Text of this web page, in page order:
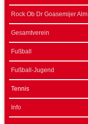
Rock Ob Dr Goasemijer Alm
Gesamtverein
Fußball
Fußball-Jugend
Tennis
Info